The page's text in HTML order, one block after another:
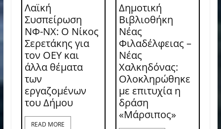
Λαϊκή
Συσπείρωση
ΝΦ-ΝΧ: O Νίκος
Σερετάκης για
τον ΟΕΥ και
άλλα θέματα
των
εργαζομένων
του Δήμου
READ MORE
Δημοτική
Βιβλιοθήκη
Νέας
Φιλαδέλφειας –
Νέας
Χαλκηδόνας:
Ολοκληρώθηκε
με επιτυχία η
δράση
«Μάρσιπος»